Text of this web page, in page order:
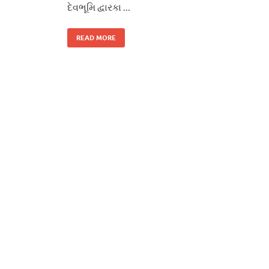
દેવભૂમિ દ્વારકા …
READ MORE